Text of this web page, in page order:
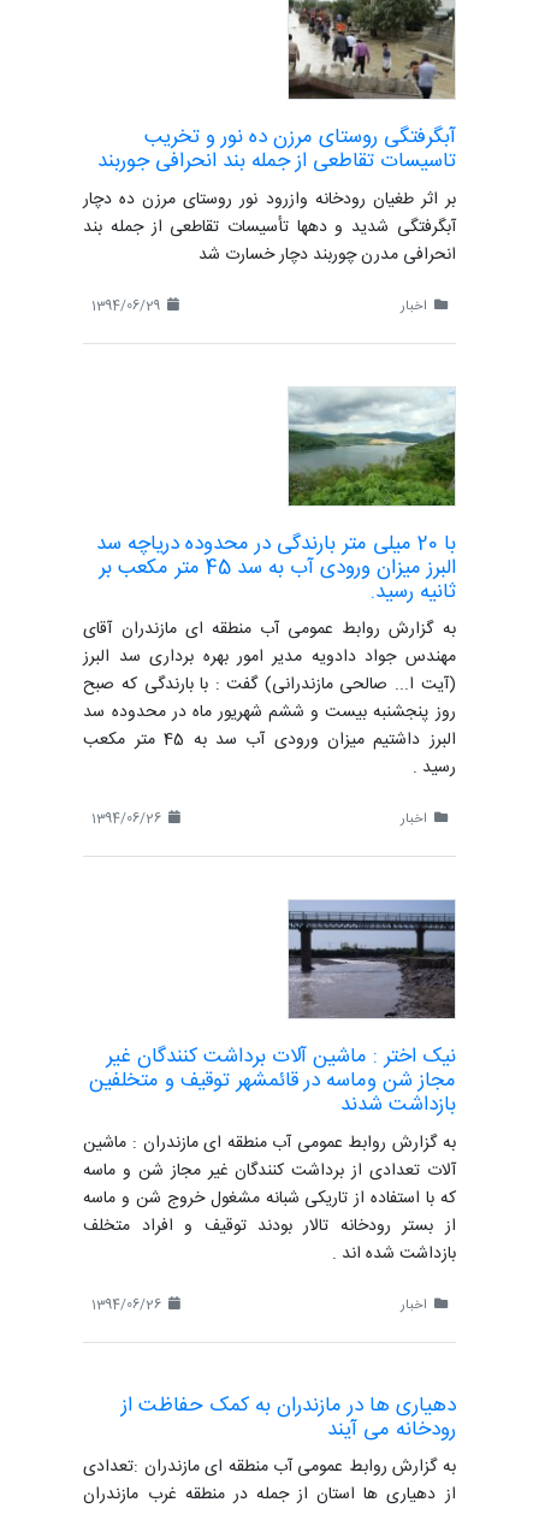
آبگرفتگی روستای مرزن ده نور و تخریب
تاسیسات تقاطعی از جمله بند انحرافی جوربند
بر اثر طغیان رودخانه وازرود نور روستای مرزن ده دچار
آبگرفتگی شدید و دهها تأسیسات تقاطعی از جمله بند
انحرافی مدرن چوربند دچار خسارت شد
اخبار
با 20 میلی متر بارندگی در محدوده دریاچه سد
البرز میزان ورودی آب به سد 45 متر مکعب بر
ثانیه رسید.
به گزارش روابط عمومی آب منطقه ای مازندران آقای
مهندس جواد دادویه مدیر امور بهره برداری سد البرز
(آیت ا... صالحی مازندرانی) گفت : با بارندگی که صبح
روز پنجشنبه بیست و ششم شهریور ماه در محدوده سد
البرز داشتیم میزان ورودی آب سد به 45 متر مکعب
رسید .
اخبار
نیک اختر : ماشین آلات برداشت کنندگان غیر
مجاز شن وماسه در قائمشهر توقیف و متخلفین
بازداشت شدند
به گزارش روابط عمومی آب منطقه ای مازندران : ماشین
آلات تعدادی از برداشت کنندگان غیر مجاز شن و ماسه
که با استفاده از تاریکی شبانه مشغول خروج شن و ماسه
از بستر رودخانه تالار بودند توقیف و افراد متخلف
بازداشت شده اند .
اخبار
دهیاری ها در مازندران به کمک حفاظت از
رودخانه می آیند
به گزارش روابط عمومی آب منطقه ای مازندران :تعدادی
از دهیاری ها استان از جمله در منطقه غرب مازندران